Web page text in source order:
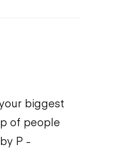
biggest
of people
P -